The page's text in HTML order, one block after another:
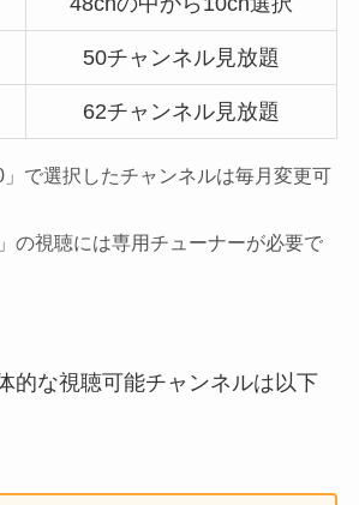
50チャンネル見放題
62チャンネル見放題
」で選択したチャンネルは毎月変更可
の視聴には専用チューナーが必要で
的な視聴可能チャンネルは以下